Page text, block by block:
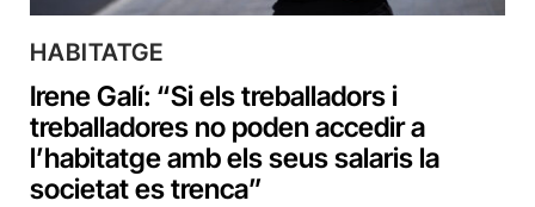
HABITATGE
Irene Galí: “Si els treballadors i
treballadores no poden accedir a
l’habitatge amb els seus salaris la
societat es trenca”